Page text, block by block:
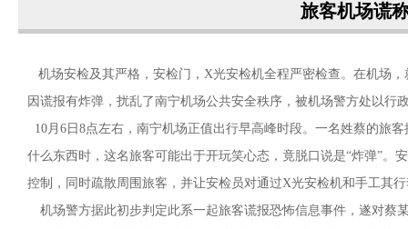
旅客机场谎
机场安检及其严格，安检门，X光安检机全程严密检查。在机场
因谎报有炸弹，扰乱了南宁机场公共安全秩序，被机场警方处以行
10月6日8点左右，南宁机场正值出行早高峰时段。一名姓蔡的旅
什么东西时，这名旅客可能出于开玩笑心态，竟脱口说是“炸弹”
控制，同时疏散周围旅客，并让安检员对通过X光安检机和手工其
机场警方据此初步判定此系一起旅客谎报恐怖信息事件，遂对蔡